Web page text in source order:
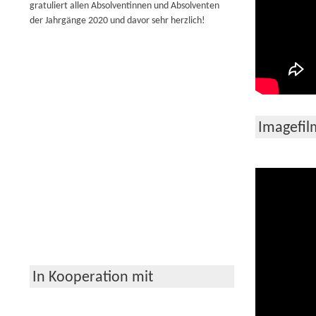
gratuliert allen Absolventinnen und Absolventen
der Jahrgänge 2020 und davor sehr herzlich!
In Kooperation mit